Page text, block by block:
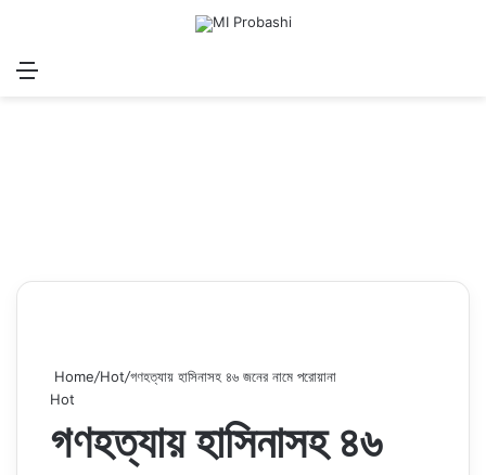
Menu
Home/Hot/গণহত্যায় হাসিনাসহ ৪৬ জনের নামে পরোয়ানা
Hot
গণহত্যায় হাসিনাসহ ৪৬